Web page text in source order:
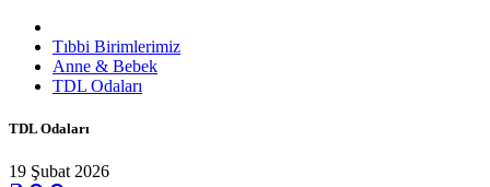
Tıbbi Birimlerimiz
Anne & Bebek
TDL Odaları
TDL Odaları
19 Şubat 2026